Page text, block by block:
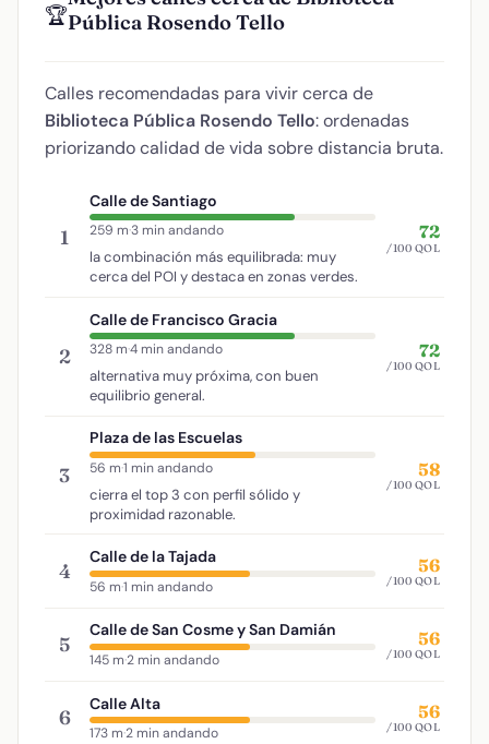
🏆Pública Rosendo Tello
Calles recomendadas para vivir cerca de
Biblioteca Pública Rosendo Tello: ordenadas
priorizando calidad de vida sobre distancia bruta.
1
Calle de Santiago
259 m·3 min andando
la combinación más equilibrada: muy
cerca del POI y destaca en zonas verdes.
72
/100 QOL
2
Calle de Francisco Gracia
328 m·4 min andando
alternativa muy próxima, con buen
equilibrio general.
72
/100 QOL
3
Plaza de las Escuelas
56 m·1 min andando
cierra el top 3 con perfil sólido y
proximidad razonable.
58
/100 QOL
4
Calle de la Tajada
56 m·1 min andando
56
/100 QOL
5
Calle de San Cosme y San Damián
145 m·2 min andando
56
/100 QOL
6
Calle Alta
173 m·2 min andando
56
/100 QOL